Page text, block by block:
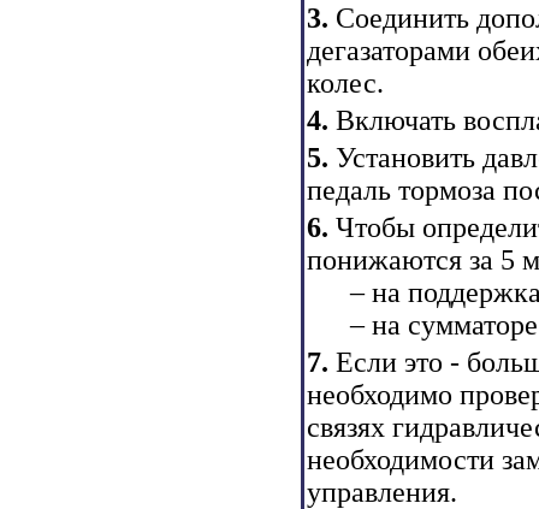
3. Соединить
дегазаторами
колес.
4. Включать
5. Установить
педаль тормоза
6. Чтобы
понижаются за 5
– на
– на сумматоре
7. Если это -
необходимо
связях
необходимости
управления.